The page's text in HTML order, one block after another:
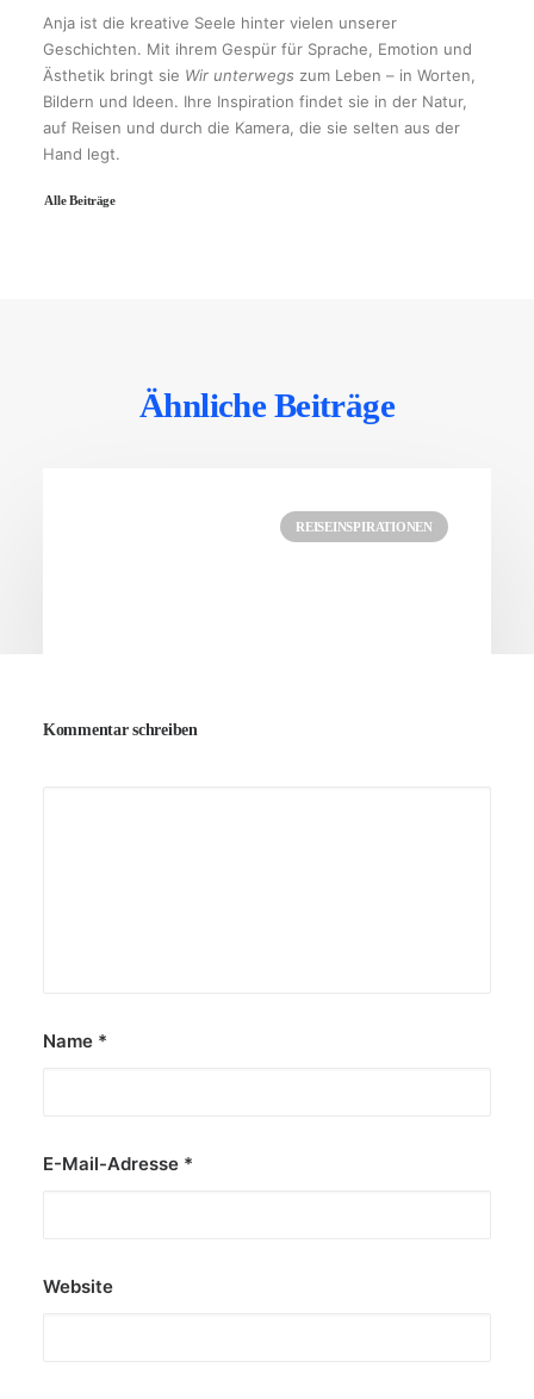
Anja ist die kreative Seele hinter vielen unserer
Geschichten. Mit ihrem Gespür für Sprache, Emotion und
Ästhetik bringt sie Wir unterwegs zum Leben – in Worten,
Bildern und Ideen. Ihre Inspiration findet sie in der Natur,
auf Reisen und durch die Kamera, die sie selten aus der
Hand legt.
Alle Beiträge
Ähnliche Beiträge
REISEINSPIRATIONEN
Kommentar schreiben
Name *
E-Mail-Adresse *
Website